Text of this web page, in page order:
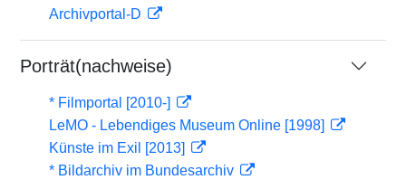
Archivportal-D
Porträt(nachweise)
* Filmportal [2010-]
LeMO - Lebendiges Museum Online [1998]
Künste im Exil [2013]
* Bildarchiv im Bundesarchiv